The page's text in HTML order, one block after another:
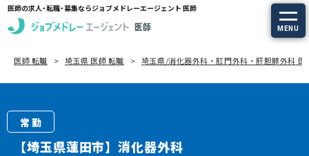
医師の求人・転職・募集ならジョブメドレーエージェント 医師
MENU
求人を探す
定期非常勤の求人
医師 転職 埼玉県 医師 転職 埼玉県/消化器外科・肛門外科・肝胆膵外科 医
常勤
【埼玉県蓮田市】消化器外科